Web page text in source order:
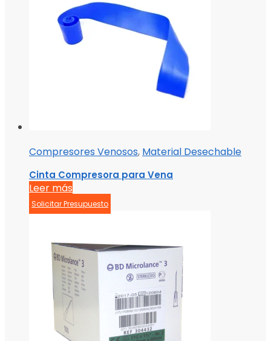
Compresores Venosos, Material Desechable
Cinta Compresora para Vena
Leer más
Solicitar Presupuesto